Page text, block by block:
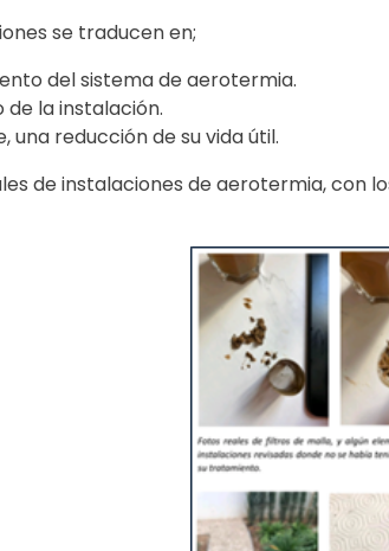
se traducen en;
del sistema de aerotermia.
la instalación.
una reducción de su vida útil.
de instalaciones de aerotermia, con